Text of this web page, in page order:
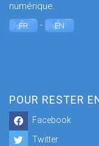
numérique.
FR - EN
POUR RESTER
Facebook
Twitter